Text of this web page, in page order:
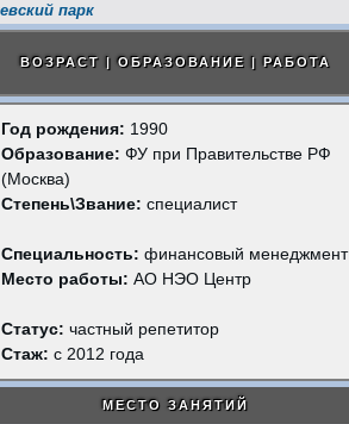
парк
ВОЗРАСТ | ОБРАЗОВАНИЕ | РАБОТА
Год рождения: 1990
Образование: ФУ при Правительстве РФ
(Москва)
Степень\Звание: специалист
Специальность: финансовый менеджмент
Место работы: АО НЭО Центр
Статус: частный репетитор
Стаж: с 2012 года
МЕСТО ЗАНЯТИЙ